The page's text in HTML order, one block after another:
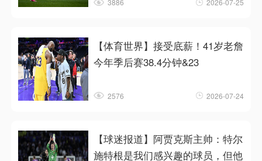
3886 2026-07-25
【体育世界】接受底薪！41岁老詹
今年季后赛38.4分钟&23
2576 2026-07-24
【球迷报道】阿贾克斯主帅：特尔
施特根是我们感兴趣的球员，但他